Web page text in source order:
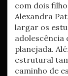
com dois
Alexandra
largar os
adolescência
planejada.
estrutural
caminho de